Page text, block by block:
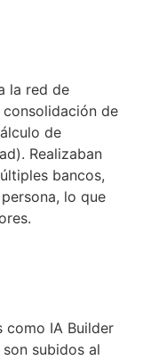
la red de
de
de
Realizaban
bancos,
lo que
como IA Builder
subidos al